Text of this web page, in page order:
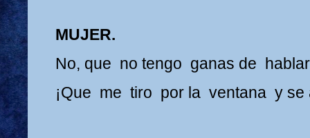
MUJER.
No, que no tengo ganas de
¡Que me tiro por la ventana y se